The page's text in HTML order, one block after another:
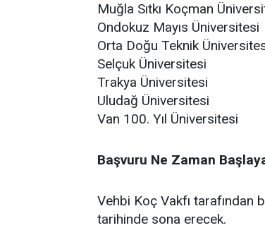
Muğla Sıtkı Koçman
Ondokuz Mayıs Üniversitesi
Orta Doğu Teknik
Selçuk Üniversitesi
Trakya Üniversitesi
Uludağ Üniversitesi
Van 100. Yıl Üniversitesi
Başvuru Ne Zaman
Vehbi Koç Vakfı tarafından
tarihinde sona erecek.